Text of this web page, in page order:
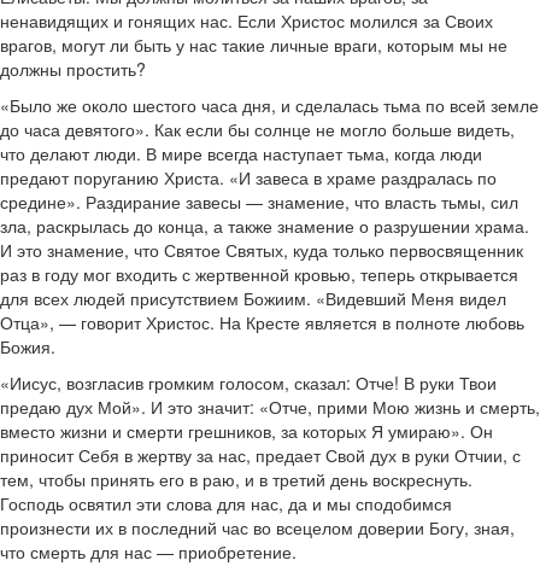
ненавидящих и гонящих нас. Если Христос молился за Своих
врагов, могут ли быть у нас такие личные враги, которым мы не
должны простить?
«Было же около шестого часа дня, и сделалась тьма по всей земле
до часа девятого». Как если бы солнце не могло больше видеть,
что делают люди. В мире всегда наступает тьма, когда люди
предают поруганию Христа. «И завеса в храме раздралась по
средине». Раздирание завесы — знамение, что власть тьмы, сил
зла, раскрылась до конца, а также знамение о разрушении храма.
И это знамение, что Святое Святых, куда только первосвященник
раз в году мог входить с жертвенной кровью, теперь открывается
для всех людей присутствием Божиим. «Видевший Меня видел
Отца», — говорит Христос. На Кресте является в полноте любовь
Божия.
«Иисус, возгласив громким голосом, сказал: Отче! В руки Твои
предаю дух Мой». И это значит: «Отче, прими Мою жизнь и смерть,
вместо жизни и смерти грешников, за которых Я умираю». Он
приносит Себя в жертву за нас, предает Свой дух в руки Отчии, с
тем, чтобы принять его в раю, и в третий день воскреснуть.
Господь освятил эти слова для нас, да и мы сподобимся
произнести их в последний час во всецелом доверии Богу, зная,
что смерть для нас — приобретение.